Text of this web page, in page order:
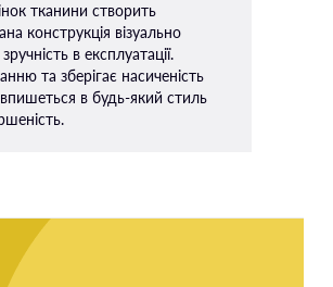
тканини створить
конструкція візуально
в експлуатації.
та зберігає насиченість
в будь-який стиль